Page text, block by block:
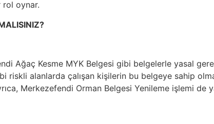
rol oynar.
Ağaç Kesme MYK Belgesi gibi belgelerle yasal
riskli alanlarda çalışan kişilerin bu belgeye sahip
Merkezefendi Orman Belgesi Yenileme işlemi de